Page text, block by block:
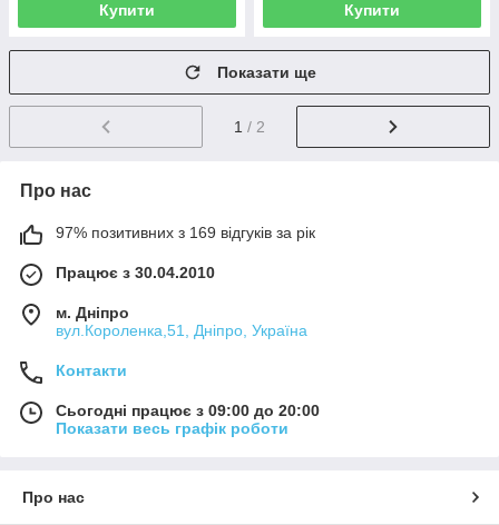
Купити Купити
Показати ще
1 / 2
Про нас
97% позитивних з 169 відгуків за рік
Працює з 30.04.2010
м. Дніпро
вул.Короленка,51, Дніпро, Україна
Контакти
Сьогодні працює з 09:00 до 20:00
Показати весь графік роботи
Про нас